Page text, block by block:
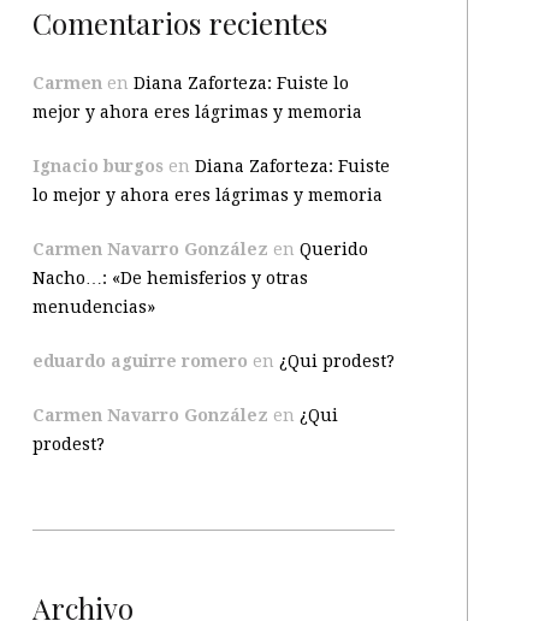
Comentarios recientes
Carmen en Diana Zaforteza: Fuiste lo
mejor y ahora eres lágrimas y memoria
Ignacio burgos en Diana Zaforteza: Fuiste
lo mejor y ahora eres lágrimas y memoria
Carmen Navarro González en Querido
Nacho…: «De hemisferios y otras
menudencias»
eduardo aguirre romero en ¿Qui prodest?
Carmen Navarro González en ¿Qui
prodest?
Archivo